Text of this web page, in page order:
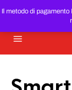
Il metodo di